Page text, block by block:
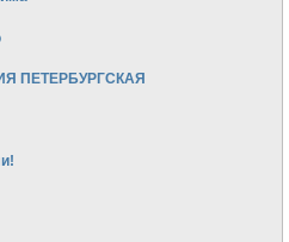
ПЕТЕРБУРГСКАЯ